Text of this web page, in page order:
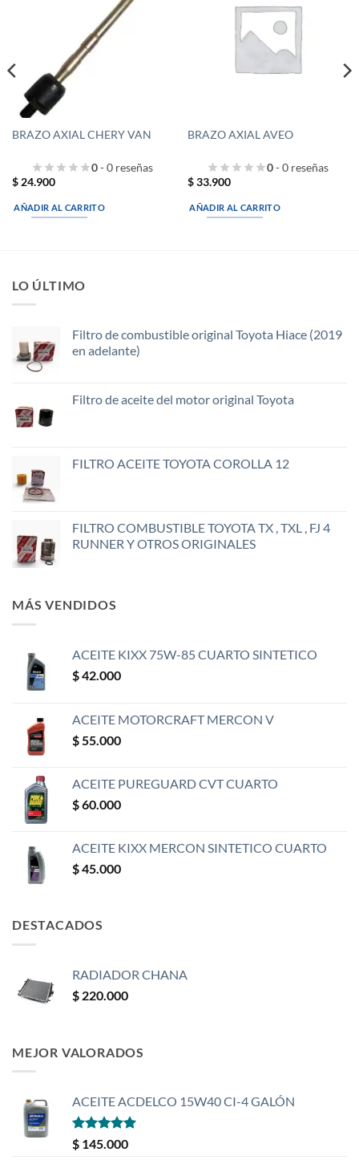
BRAZO AXIAL CHERY VAN
0- 0 reseñas
$24.900
AÑADIR AL CARRITO
BRAZO AXIAL AVEO
0- 0 reseñas
$33.900
AÑADIR AL CARRITO
LO ÚLTIMO
Filtro de combustible original Toyota Hiace (2019
en adelante)
Filtro de aceite del motor original Toyota
FILTRO ACEITE TOYOTA COROLLA 12
FILTRO COMBUSTIBLE TOYOTA TX , TXL , FJ 4
RUNNER Y OTROS ORIGINALES
MÁS VENDIDOS
ACEITE KIXX 75W-85 CUARTO SINTETICO
$42.000
ACEITE MOTORCRAFT MERCON V
$55.000
ACEITE PUREGUARD CVT CUARTO
$60.000
ACEITE KIXX MERCON SINTETICO CUARTO
$45.000
DESTACADOS
RADIADOR CHANA
$ 220.000
MEJOR VALORADOS
ACEITE ACDELCO 15W40 CI-4 GALÓN
Valorado
con
$ 145.000